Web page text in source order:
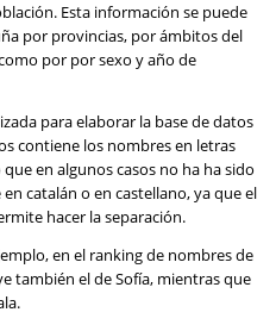
Esta información se puede
por provincias, por ámbitos del
por por sexo y año de
para elaborar la base de datos
contiene los nombres en letras
en algunos casos no ha ha sido
catalán o en castellano, ya que el
hacer la separación.
en el ranking de nombres de
también el de Sofía, mientras que